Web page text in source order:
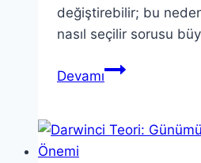
değiştirebilir; bu
nasıl seçilir sorusu
Devamıİtiraz
Dikkat